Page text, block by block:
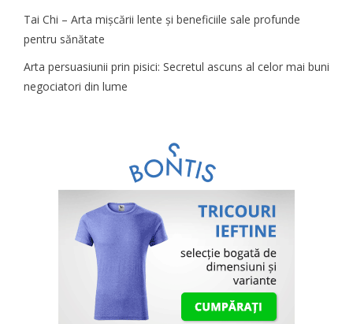
Tai Chi – Arta mișcării lente și beneficiile sale profunde
pentru sănătate
Arta persuasiunii prin pisici: Secretul ascuns al celor mai buni
negociatori din lume